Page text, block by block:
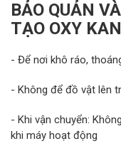
BẢO QUẢN
TẠO OXY
- Để nơi khô ráo,
- Không để đồ vật lên
- Khi vận chuyển:
khi máy hoạt động